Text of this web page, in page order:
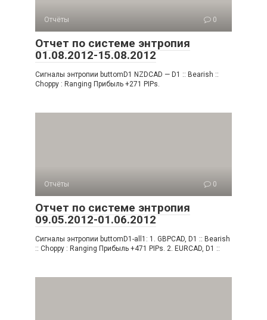
Отчёты 0
Отчет по системе энтропия
01.08.2012-15.08.2012
Сигналы энтропии buttomD1 NZDCAD — D1 :: Bearish ::
Choppy : Ranging Прибыль +271 PIPs.
Отчёты 0
Отчет по системе энтропия
09.05.2012-01.06.2012
Сигналы энтропии buttomD1-all1: 1. GBPCAD, D1 :: Bearish
:: Choppy : Ranging Прибыль +471 PIPs. 2. EURCAD, D1 ::